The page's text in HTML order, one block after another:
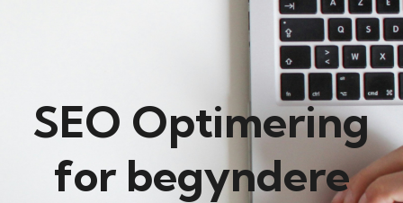
SEO Optimering
for begyndere